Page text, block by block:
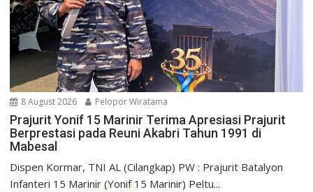
8 August 2026 Pelopor Wiratama
Prajurit Yonif 15 Marinir Terima Apresiasi Prajurit
Berprestasi pada Reuni Akabri Tahun 1991 di
Mabesal
Dispen Kormar, TNI AL (Cilangkap) PW : Prajurit Batalyon
Infanteri 15 Marinir (Yonif 15 Marinir) Peltu...